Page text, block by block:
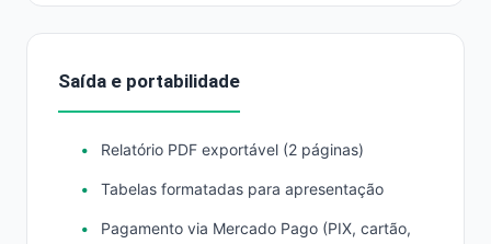
Saída e portabilidade
Relatório PDF exportável (2 páginas)
Tabelas formatadas para apresentação
Pagamento via Mercado Pago (PIX, cartão,